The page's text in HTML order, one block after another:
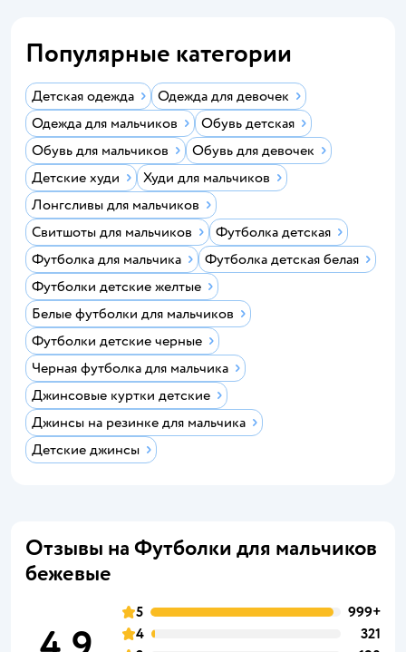
Популярные категории
Детская одежда
Одежда для девочек
Одежда для мальчиков
Обувь детская
Обувь для мальчиков
Обувь для девочек
Детские худи
Худи для мальчиков
Лонгсливы для мальчиков
Свитшоты для мальчиков
Футболка детская
Футболка для мальчика
Футболка детская белая
Футболки детские желтые
Белые футболки для мальчиков
Футболки детские черные
Черная футболка для мальчика
Джинсовые куртки детские
Джинсы на резинке для мальчика
Детские джинсы
Отзывы на Футболки для мальчиков
бежевые
5
999+
4
321